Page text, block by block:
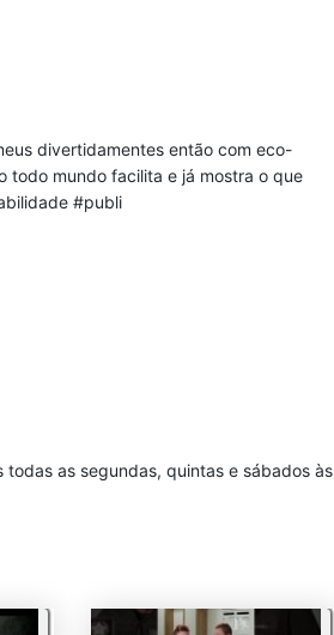
divertidamentes então com eco-
todo mundo facilita e já mostra o que
#publi
todas as segundas, quintas e sábados às